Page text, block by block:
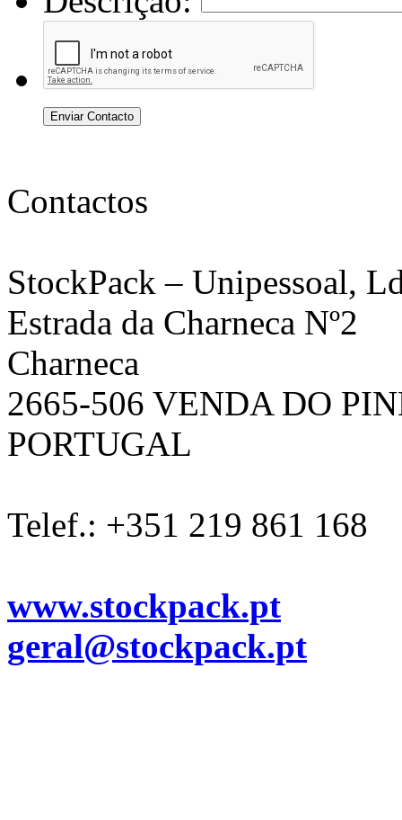
Enviar Contacto
Contactos
StockPack – Unipessoal,
Estrada da Charneca Nº2
Charneca
2665-506 VENDA DO
PORTUGAL
Telef.: +351 219 861 168
www.stockpack.pt
geral@stockpack.pt